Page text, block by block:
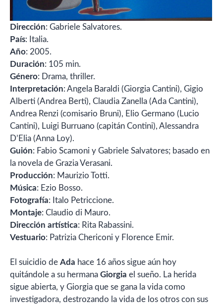
Dirección: Gabriele Salvatores.
País: Italia.
Año: 2005.
Duración: 105 min.
Género: Drama, thriller.
Interpretación: Angela Baraldi (Giorgia Cantini), Gigio
Alberti (Andrea Berti), Claudia Zanella (Ada Cantini),
Andrea Renzi (comisario Bruni), Elio Germano (Lucio
Cantini), Luigi Burruano (capitán Contini), Alessandra
D’Elia (Anna Loy).
Guión: Fabio Scamoni y Gabriele Salvatores; basado en
la novela de Grazia Verasani.
Producción: Maurizio Totti.
Música: Ezio Bosso.
Fotografía: Italo Petriccione.
Montaje: Claudio di Mauro.
Dirección artística: Rita Rabassini.
Vestuario: Patrizia Chericoni y Florence Emir.
El suicidio de Ada hace 16 años sigue aún hoy
quitándole a su hermana Giorgia el sueño. La herida
sigue abierta, y Giorgia que se gana la vida como
investigadora, destrozando la vida de los otros con sus